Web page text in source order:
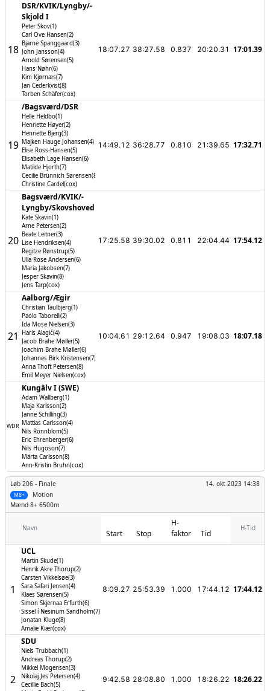
18
DSR/­KVIK/­Lyngby/­
Skjold I
Peter Skov(1)
Carl Ove Hansen(2)
Bjarne Spanggaard(3)
John Jansson(4)
Arnold Sørensen(5)
Hans Nøhr(6)
Kim Kjørnæs(7)
Jan Cederkvist(8)
Torben Schäfer(cox)
18:07.27 38:27.58 0.837 20:20.31 17:01.39
19
/­Bagsværd/­DSR
Helle Heldbo(1)
Henriette Høyer(2)
Henriette Bjerg(3)
Majken Hauge Johansen(4)
Elise Ross-Hansen(5)
Elisabeth Lage Hansen(6)
Matilde Hjorth(7)
Cecilie Brünnich Sørensen(8)
Christine Cardel(cox)
14:49.12 36:28.77 0.810 21:39.65 17:32.71
20
Bagsværd/­KVIK/­
Lyngby/­Skovshoved
Kate Skavin(1)
Arne Petersen(2)
Beate Leitner(3)
Lise Hendriksen(4)
Regitze Rønstrup(5)
Ulla Rose Andersen(6)
Maria Jakobsen(7)
Jesper Skavin(8)
Jens Tarp(cox)
17:25.58 39:30.02 0.811 22:04.44 17:54.12
21
Aalborg/­Ægir
Christian Taulbjerg(1)
Paolo Taborelli(2)
Ida Mose Nielsen(3)
Haris Alagić(4)
Jacob Brahe Møller(5)
Joachim Brahe Møller(6)
Johannes Birk Kristensen(7)
Anna Thoft Petersen(8)
Emil Meyer Nielsen(cox)
10:04.61 29:12.64 0.947 19:08.03 18:07.18
WDR
Kungälv I (SWE)
Adam Wallberg(1)
Maja Karlsson(2)
Janne Schilling(3)
Mattias Carlsson(4)
Nils Rönnblom(5)
Eric Ehrenberger(6)
Nils Hugoson(7)
Märta Carlsson(8)
Ann-Kristin Bruhn(cox)
Løb 206 - Finale
Motion
14. okt 2023 14:38
M8+
Mænd 8+ 6500m
Navn
Start Stop
H-
faktor
Tid
H-Tid
1
UCL
Martin Skude(1)
Henrik Akre Thorup(2)
Carsten Vikkelsøe(3)
Sara Safari Jensen(4)
Klaes Sørensen(5)
Simon Skjernaa Erfurth(6)
Sissel í Nesinum Sandholm(7)
Jonatan Kluge(8)
Amalie Kiær(cox)
8:09.27 25:53.39 1.000 17:44.12 17:44.12
2
SDU
Niels Trubbach(1)
Andreas Thorup(2)
Mikkel Mogensen(3)
Nikolaj Jes Petersen(4)
Cecillie Bach(5)
9:42.58 28:08.80 1.000 18:26.22 18:26.22